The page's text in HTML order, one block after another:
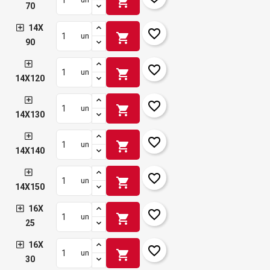
70
14X
90
un shopping_cart favorite_border
14X120
un shopping_cart favorite_border
14X130
un shopping_cart favorite_border
14X140
un shopping_cart favorite_border
14X150
un shopping_cart favorite_border
16X
25
un shopping_cart favorite_border
16X
30
un shopping_cart favorite_border